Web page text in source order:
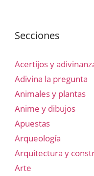
Secciones
Acertijos y
Adivina la pregunta
Animales y plantas
Anime y dibujos
Apuestas
Arqueología
Arquitectura y
Arte